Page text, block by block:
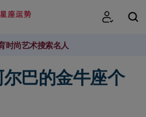
时尚艺术搜索名人
搜索
巴的金牛座个